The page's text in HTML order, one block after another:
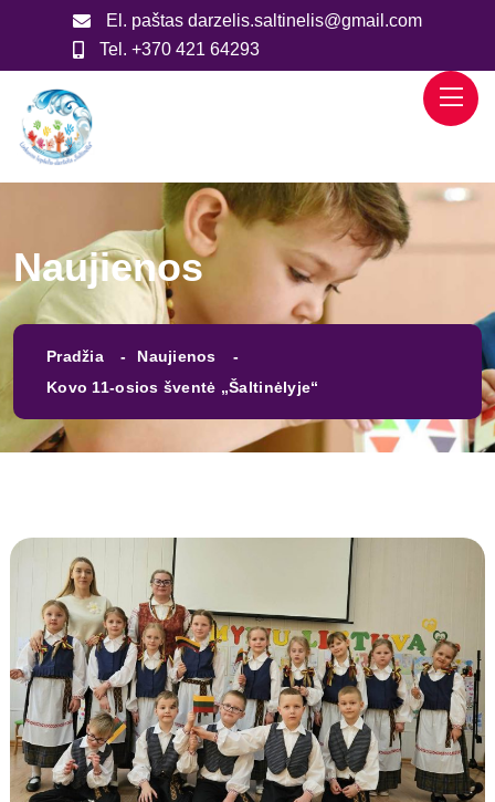
El. paštas darzelis.saltinelis@gmail.com
Tel. +370 421 64293
Naujienos
Pradžia
Naujienos
Kovo 11-osios šventė „Šaltinėlyje“